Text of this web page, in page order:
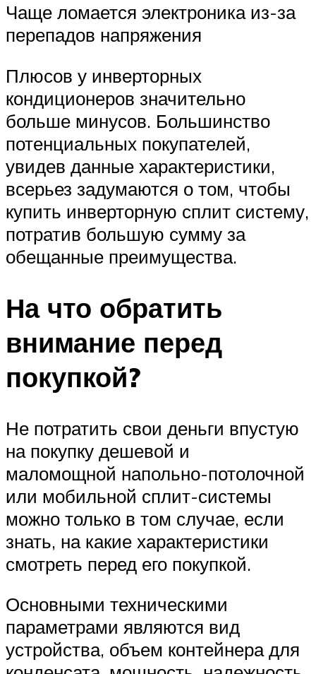
Чаще ломается электроника из-за
перепадов напряжения
Плюсов у инверторных
кондиционеров значительно
больше минусов. Большинство
потенциальных покупателей,
увидев данные характеристики,
всерьез задумаются о том, чтобы
купить инверторную сплит систему,
потратив большую сумму за
обещанные преимущества.
На что обратить
внимание перед
покупкой?
Не потратить свои деньги впустую
на покупку дешевой и
маломощной напольно-потолочной
или мобильной сплит-системы
можно только в том случае, если
знать, на какие характеристики
смотреть перед его покупкой.
Основными техническими
параметрами являются вид
устройства, объем контейнера для